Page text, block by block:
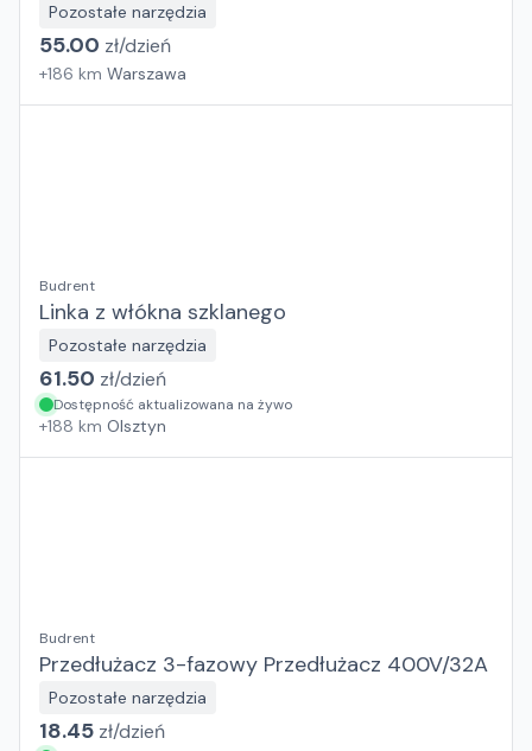
Pozostałe narzędzia
55.00 zł/dzień
+186 km Warszawa
Budrent
Linka z włókna szklanego
Pozostałe narzędzia
61.50 zł/dzień
Dostępność aktualizowana na żywo
+188 km Olsztyn
Budrent
Przedłużacz 3-fazowy Przedłużacz 400V/32A
Pozostałe narzędzia
18.45 zł/dzień